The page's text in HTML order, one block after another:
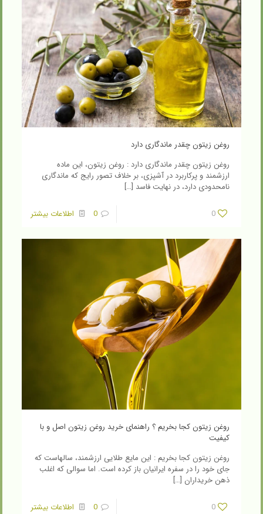
روغن زیتون چقدر ماندگاری دارد
روغن زیتون چقدر ماندگاری دارد : روغن زیتون، این ماده
ارزشمند و پرکاربرد در آشپزی، بر خلاف تصور رایج که ماندگاری
نامحدودی دارد، در نهایت فاسد […]
0
0 اطلاعات بیشتر
روغن زیتون کجا بخریم ؟ راهنمای خرید روغن زیتون اصل و با
کیفیت
روغن زیتون کجا بخریم : این مایع طلایی ارزشمند، سالهاست که
جای خود را در سفره ایرانیان باز کرده است. اما سوالی که اغلب
ذهن خریداران […]
0
0 اطلاعات بیشتر